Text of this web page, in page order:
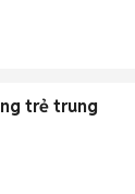
trẻ trung